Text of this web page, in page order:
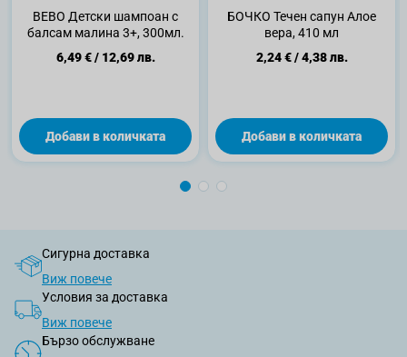
BEBO Детски шампоан с
балсам малина 3+, 300мл.
6,49 €/ 12,69 лв.
Добави в количката
БОЧКО Течен сапун Алое
вера, 410 мл
2,24 €/4,38 лв.
Добави в количката
Сигурна доставка
Виж повече
Условия за доставка
Виж повече
Бързо обслужване